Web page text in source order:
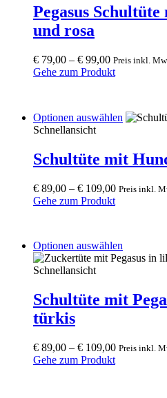
The
options
chosen
Pegasus
und rosa
€ 79,00 – € 99,00 Preis inkl.
Gehe zum Produkt
Optionen auswählen This
multiple
variants.
options
the
product
Schnellansicht
Schultüte mit
€ 89,00 – € 109,00 Preis inkl.
Gehe zum Produkt
Optionen auswählen
product
variants.
The
be
Schnellansicht
Schultüte mit
türkis
€ 89,00 – € 109,00 Preis inkl.
Gehe zum Produkt